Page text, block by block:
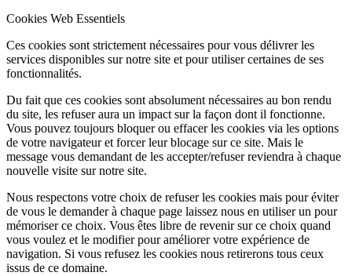
Cookies Web Essentiels
Ces cookies sont strictement nécessaires pour vous délivrer les
services disponibles sur notre site et pour utiliser certaines de ses
fonctionnalités.
Du fait que ces cookies sont absolument nécessaires au bon rendu
du site, les refuser aura un impact sur la façon dont il fonctionne.
Vous pouvez toujours bloquer ou effacer les cookies via les options
de votre navigateur et forcer leur blocage sur ce site. Mais le
message vous demandant de les accepter/refuser reviendra à chaque
nouvelle visite sur notre site.
Nous respectons votre choix de refuser les cookies mais pour éviter
de vous le demander à chaque page laissez nous en utiliser un pour
mémoriser ce choix. Vous êtes libre de revenir sur ce choix quand
vous voulez et le modifier pour améliorer votre expérience de
navigation. Si vous refusez les cookies nous retirerons tous ceux
issus de ce domaine.